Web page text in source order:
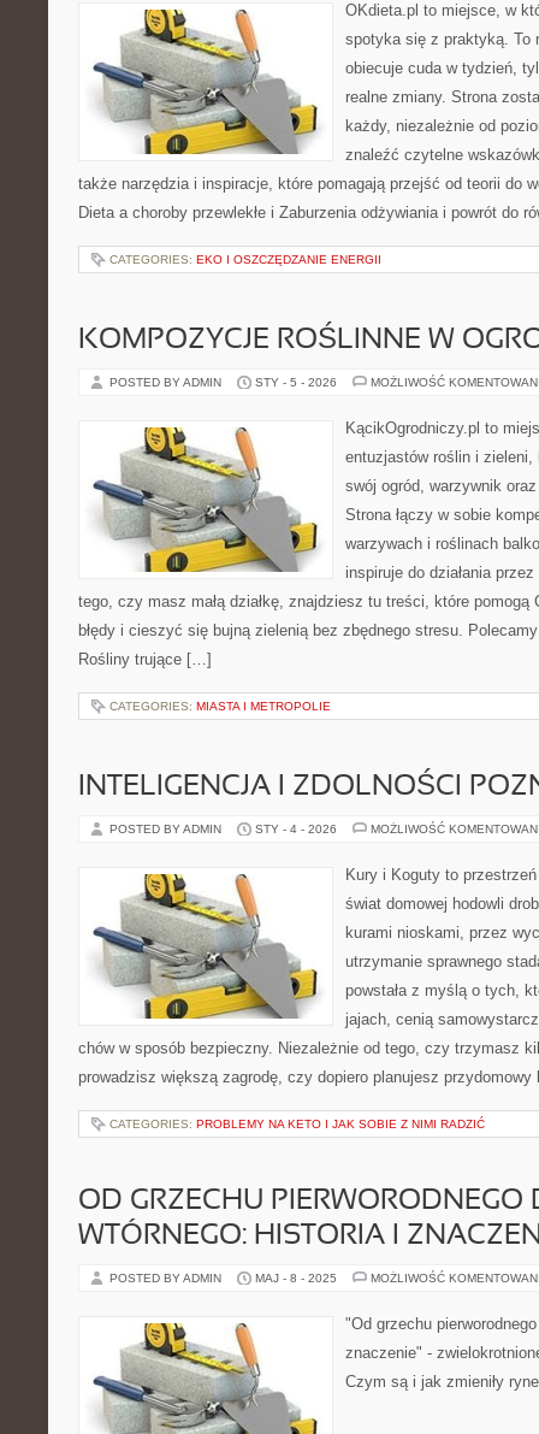
OKdieta.pl to miejsce, w
spotyka się z praktyką. To
obiecuje cuda w tydzień,
realne zmiany. Strona
każdy, niezależnie od
znaleźć czytelne
także narzędzia i inspiracje, które pomagają przejść od teorii do
Dieta a choroby przewlekłe i Zaburzenia odżywiania i powrót do
CATEGORIES: EKO I OSZCZĘDZANIE ENERGII
KOMPOZYCJE ROŚLINNE W
POSTED BY ADMIN STY - 5 - 2026 MOŻLIWOŚĆ
KącikOgrodniczy.pl to
entuzjastów roślin i
swój ogród, warzywnik
Strona łączy w sobie
warzywach i roślinach
inspiruje do działania
tego, czy masz małą działkę, znajdziesz tu treści, które pomogą
błędy i cieszyć się bujną zielenią bez zbędnego stresu.
Rośliny trujące […]
CATEGORIES: MIASTA I METROPOLIE
INTELIGENCJA I ZDOLNOŚCI
POSTED BY ADMIN STY - 4 - 2026 MOŻLIWOŚĆ
Kury i Koguty to
świat domowej hodowli
kurami nioskami, przez
utrzymanie sprawnego
powstała z myślą o tych,
jajach, cenią
chów w sposób bezpieczny. Niezależnie od tego, czy trzymasz
prowadzisz większą zagrodę, czy dopiero planujesz
CATEGORIES: PROBLEMY NA KETO I JAK SOBIE Z NIMI RADZIĆ
OD GRZECHU PIERWORODNEGO
WTÓRNEGO: HISTORIA I
POSTED BY ADMIN MAJ - 8 - 2025 MOŻLIWOŚĆ
"Od grzechu
znaczenie" -
Czym są i jak zmieniły